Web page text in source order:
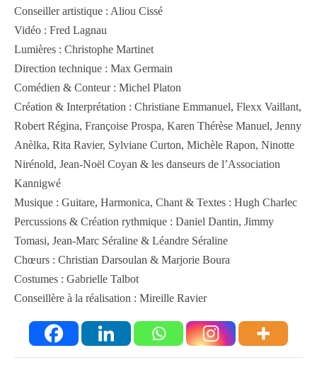
Conseiller artistique : Aliou Cissé
Vidéo : Fred Lagnau
Lumières : Christophe Martinet
Direction technique : Max Germain
Comédien & Conteur : Michel Platon
Création & Interprétation : Christiane Emmanuel, Flexx Vaillant,
Robert Régina, Françoise Prospa, Karen Thérèse Manuel, Jenny
Anèlka, Rita Ravier, Sylviane Curton, Michèle Rapon, Ninotte
Nirénold, Jean-Noël Coyan & les danseurs de l’Association
Kannigwé
Musique : Guitare, Harmonica, Chant & Textes : Hugh Charlec
Percussions & Création rythmique : Daniel Dantin, Jimmy
Tomasi, Jean-Marc Séraline & Léandre Séraline
Chœurs : Christian Darsoulan & Marjorie Boura
Costumes : Gabrielle Talbot
Conseillère à la réalisation : Mireille Ravier